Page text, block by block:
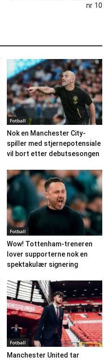
nr 10
Fotball
Nok en Manchester City-
spiller med stjernepotensiale
vil bort etter debutsesongen
Fotball
Wow! Tottenham-treneren
lover supporterne nok en
spektakulær signering
Fotball
Manchester United tar